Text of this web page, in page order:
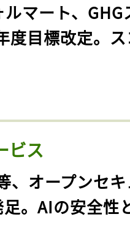
ルマート、GHG
度目標改定。
ビス
、オープンセ
。AIの安全性